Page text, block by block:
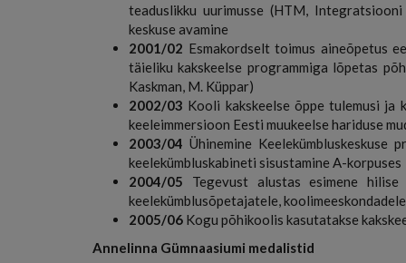
teaduslikku uurimusse (HTM,
keskuse avamine
2001/02 Esmakordselt toimus aineõpetus
täieliku kakskeelse programmiga lõpetas
Kaskman, M. Küppar)
2002/03 Kooli kakskeelse õppe tulemusi ja
keeleimmersioon Eesti muukeelse hariduse
2003/04 Ühinemine Keelekümbluskeskuse
keelekümbluskabineti sisustamine A-korpuses
2004/05 Tegevust alustas esimene
keelekümblusõpetajatele,
2005/06 Kogu põhikoolis kasutatakse
Annelinna Gümnaasiumi medalistid